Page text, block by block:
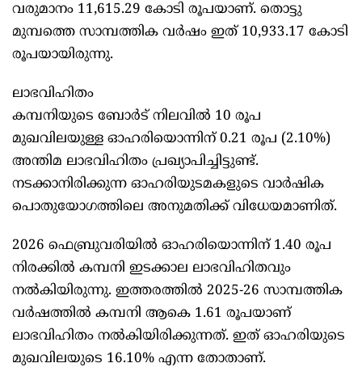
വരുമാനം 11,615.29 കോടി രൂപയാണ്. തൊട്ടു
മുമ്പത്തെ സാമ്പത്തിക വർഷം ഇത് 10,933.17 കോടി
രൂപയായിരുന്നു.
ലാഭവിഹിതം
കമ്പനിയുടെ ബോർട് നിലവിൽ 10 രൂപ
മുഖവിലയുള്ള ഓഹരിയൊന്നിന് 0.21 രൂപ (2.10%)
അന്തിമ ലാഭവിഹിതം പ്രഖ്യാപിച്ചിട്ടുണ്ട്.
നടക്കാനിരിക്കുന്ന ഓഹരിയുടമകളുടെ വാർഷിക
പൊതുയോഗത്തിലെ അനുമതിക്ക് വിധേയമാണിത്.
2026 ഫെബ്രുവരിയിൽ ഓഹരിയൊന്നിന് 1.40 രൂപ
നിരക്കിൽ കമ്പനി ഇടക്കാല ലാഭവിഹിതവും
നൽകിയിരുന്നു. ഇത്തരത്തിൽ 2025-26 സാമ്പത്തിക
വർഷത്തിൽ കമ്പനി ആകെ 1.61 രൂപയാണ്
ലാഭവിഹിതം നൽകിയിരിക്കുന്നത്. ഇത് ഓഹരിയുടെ
മുഖവിലയുടെ 16.10% എന്ന തോതാണ്.